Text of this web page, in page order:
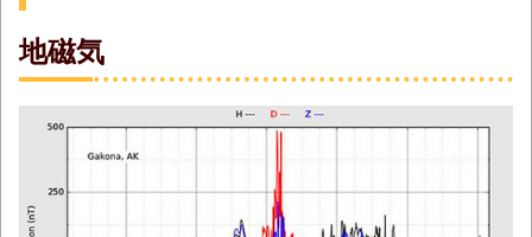
地磁気